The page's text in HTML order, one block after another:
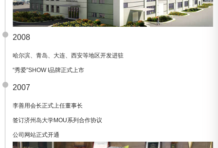
2008
哈尔滨、青岛、大连、西安等地区开发进驻
“秀爱”SHOW I品牌正式上市
2007
李善用会长正式上任董事长
签订济州岛大学MOU系列合作协议
公司网站正式开通